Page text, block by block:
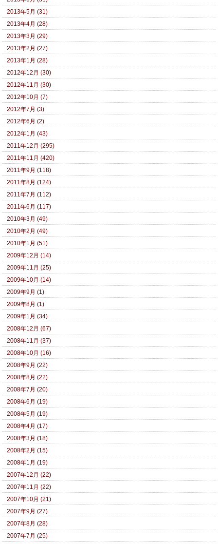
2013年5月 (31)
2013年4月 (28)
2013年3月 (29)
2013年2月 (27)
2013年1月 (28)
2012年12月 (30)
2012年11月 (30)
2012年10月 (7)
2012年7月 (3)
2012年6月 (2)
2012年1月 (43)
2011年12月 (295)
2011年11月 (420)
2011年9月 (118)
2011年8月 (124)
2011年7月 (112)
2011年6月 (117)
2010年3月 (49)
2010年2月 (49)
2010年1月 (51)
2009年12月 (14)
2009年11月 (25)
2009年10月 (14)
2009年9月 (1)
2009年8月 (1)
2009年1月 (34)
2008年12月 (67)
2008年11月 (37)
2008年10月 (16)
2008年9月 (22)
2008年8月 (22)
2008年7月 (20)
2008年6月 (19)
2008年5月 (19)
2008年4月 (17)
2008年3月 (18)
2008年2月 (15)
2008年1月 (19)
2007年12月 (22)
2007年11月 (22)
2007年10月 (21)
2007年9月 (27)
2007年8月 (28)
2007年7月 (25)